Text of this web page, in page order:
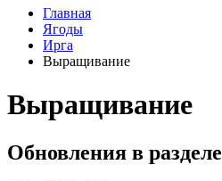
Главная
Ягоды
Ирга
Выращивание
Выращивание
Обновления в разделе